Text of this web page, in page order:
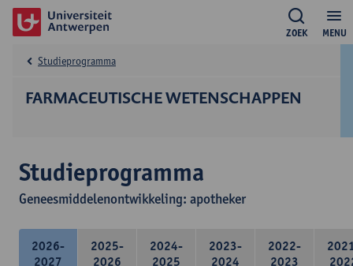
MENU
ZOEK
FARMACEUTISCHE WETENSCHAPPEN
Studieprogramma
Studieprogramma
Geneesmiddelenontwikkeling: apotheker
2026-
2027
2025-
2026
2024-
2025
2023-
2024
2022-
2023